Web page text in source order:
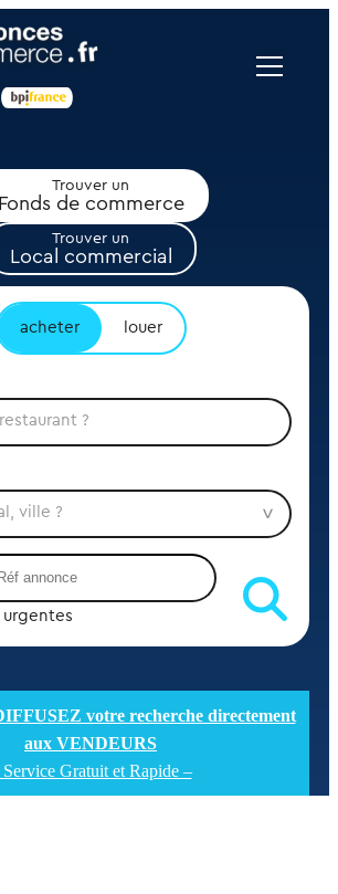
Trouver un
Fonds de commerce
Trouver un
Local commercial
acheter louer
urgentes
votre recherche directement
aux VENDEURS
Service Gratuit et Rapide –
des cookies